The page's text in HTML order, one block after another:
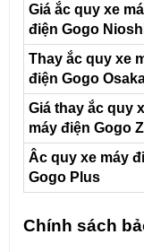
Giá ắc quy xe
điện Gogo
Thay ắc quy xe
điện Gogo
Giá thay ắc quy
máy điện Gogo
Âc quy xe máy
Gogo Plus
Chính sách